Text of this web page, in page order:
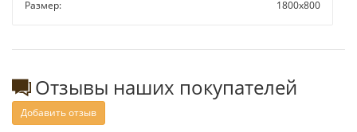
Размер: 1800х800
Отзывы наших покупателей
Добавить отзыв